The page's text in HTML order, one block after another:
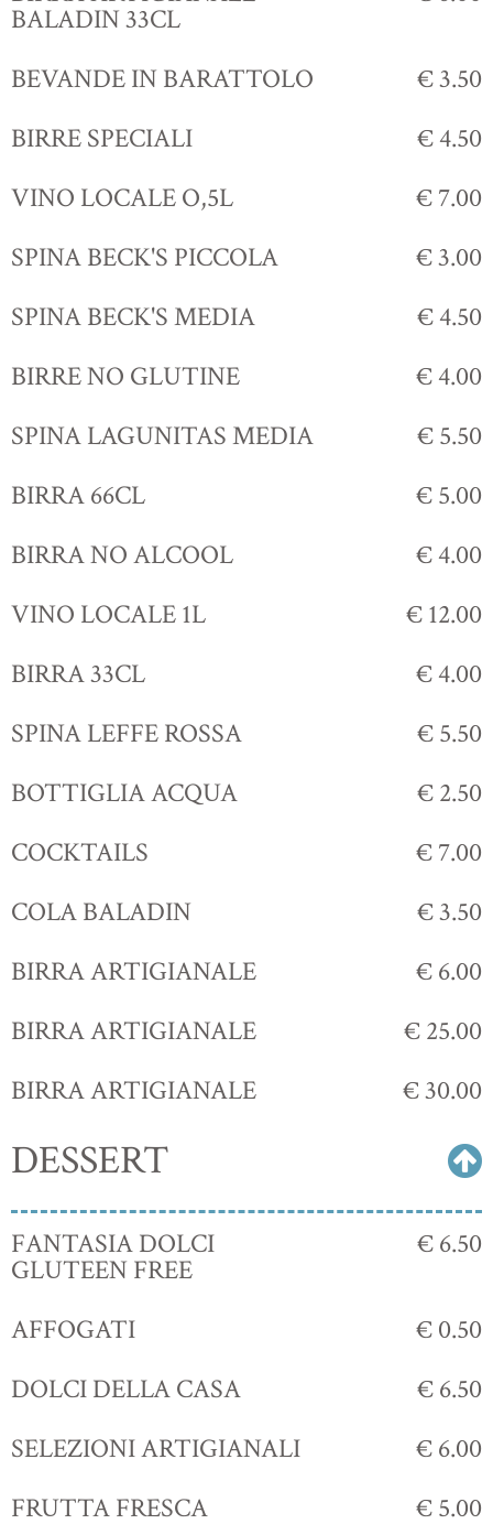
BALADIN 33CL
BEVANDE IN BARATTOLO
€ 3.50
BIRRE SPECIALI
€ 4.50
VINO LOCALE O,5L
€ 7.00
SPINA BECK'S PICCOLA
€ 3.00
SPINA BECK'S MEDIA
€ 4.50
BIRRE NO GLUTINE
€ 4.00
SPINA LAGUNITAS MEDIA
€ 5.50
BIRRA 66CL
€ 5.00
BIRRA NO ALCOOL
€ 4.00
VINO LOCALE 1L
€ 12.00
BIRRA 33CL
€ 4.00
SPINA LEFFE ROSSA
€ 5.50
BOTTIGLIA ACQUA
€ 2.50
COCKTAILS
€ 7.00
COLA BALADIN
€ 3.50
BIRRA ARTIGIANALE
€ 6.00
BIRRA ARTIGIANALE
€ 25.00
BIRRA ARTIGIANALE
€ 30.00
DESSERT
FANTASIA DOLCI
GLUTEEN FREE
€ 6.50
AFFOGATI
€ 0.50
DOLCI DELLA CASA
€ 6.50
SELEZIONI ARTIGIANALI
€ 6.00
FRUTTA FRESCA
€ 5.00